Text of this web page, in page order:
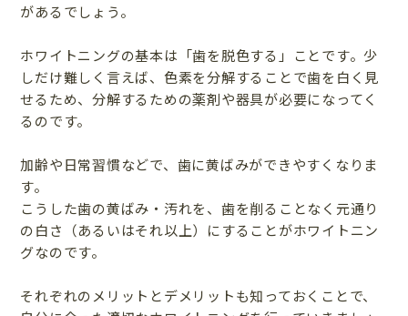
があるでしょう。
ホワイトニングの基本は「歯を脱色する」ことです。少
しだけ難しく言えば、色素を分解することで歯を白く見
せるため、分解するための薬剤や器具が必要になってく
るのです。
加齢や日常習慣などで、歯に黄ばみができやすくなりま
す。
こうした歯の黄ばみ・汚れを、歯を削ることなく元通り
の白さ（あるいはそれ以上）にすることがホワイトニン
グなのです。
それぞれのメリットとデメリットも知っておくことで、